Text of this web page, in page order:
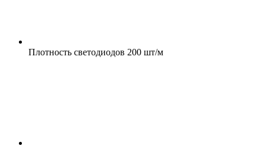
Плотность светодиодов 200 шт/м